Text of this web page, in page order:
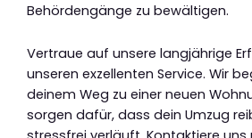
Behördengänge zu bewältigen.
Vertraue auf unsere langjährige
unseren exzellenten Service. Wir
deinem Weg zu einer neuen
sorgen dafür, dass dein Umzug